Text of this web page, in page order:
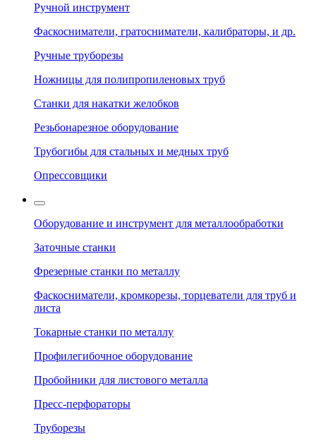
Ручной инструмент
Фаскосниматели, гратосниматели, калибраторы, и др.
Ручные труборезы
Ножницы для полипропиленовых труб
Станки для накатки желобков
Резьбонарезное оборудование
Трубогибы для стальных и медных труб
Опрессовщики
Оборудование и инструмент для металлообработки
Заточные станки
Фрезерные станки по металлу
Фаскосниматели, кромкорезы, торцеватели для труб и
листа
Токарные станки по металлу
Профилегибочное оборудование
Пробойники для листового металла
Пресс-перфораторы
Труборезы